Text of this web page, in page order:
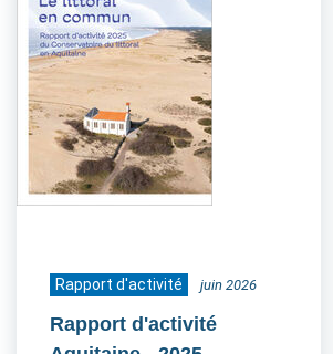
Rapport d'activité juin 2026
Rapport d'activité